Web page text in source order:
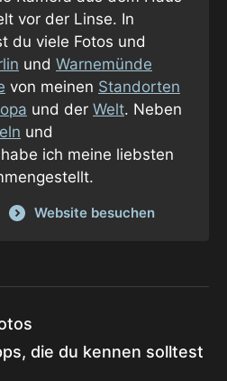
vor der Linse. In
du viele Fotos und
und Warnemünde
von meinen Standorten
und der Welt. Neben
und
habe ich meine liebsten
Website besuchen
die du kennen solltest